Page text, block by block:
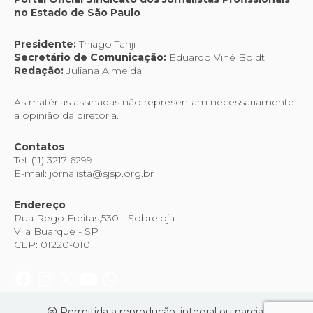
ATENÇÃO, JORNALISTAS DE
Debate sobre necropolítica e
comunicação
02:47:10
no Estado de São Paulo
Presidente:Thiago Tanji
Secretário de Comunicação: Eduardo Viné Boldt
Redação:Juliana Almeida
As matérias assinadas não representam necessariamente
a opinião da diretoria.
Contatos
Tel: (11) 3217-6299
E-mail: jornalista@sjsp.org.br
Endereço
Rua Rego Freitas,530 - Sobreloja
Vila Buarque - SP
CEP: 01220-010